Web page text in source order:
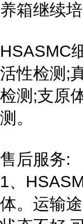
养箱继续培
HSASMC
活性检测;
检测;支原
测。
售后服务:
1、
体。运输